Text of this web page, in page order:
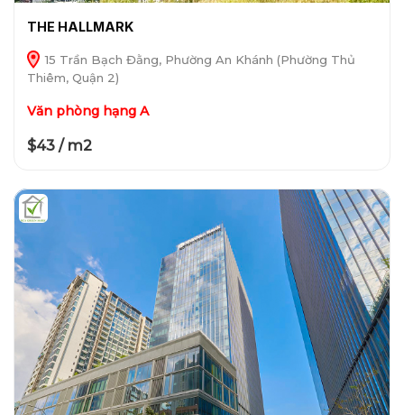
THE HALLMARK
15 Trần Bạch Đằng, Phường An Khánh (Phường Thủ
Thiêm, Quận 2)
Văn phòng hạng A
$43 / m2